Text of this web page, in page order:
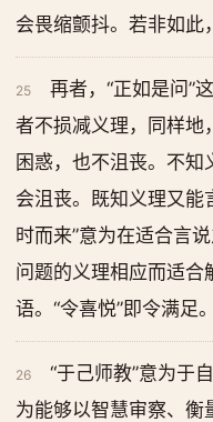
会畏缩颤抖。若非如此
25
再者，“正如是问”
者不损减义理，同样地
困惑，也不沮丧。不
会沮丧。既知义理又能
时而来”意为在适合言
问题的义理相应而适合
语。“令喜悦”即令满足
26
“于己师教”意为于
为能够以智慧审察、衡